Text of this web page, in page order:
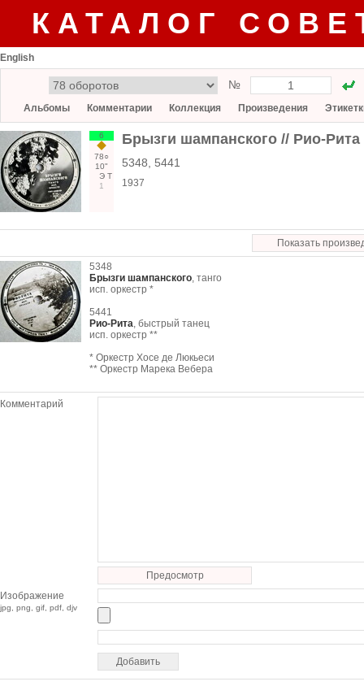
КАТАЛОГ
English
№
Альбомы Комментарии Коллекция Произведения
6
78○
10"
Э Т
1
Брызги шампанского // Рио-Рита
5348, 5441
1937
Показать
5348
Брызги шампанского, танго
исп. оркестр *
5441
Рио-Рита, быстрый танец
исп. оркестр **
* Оркестр Хосе де Люкьеси
** Оркестр Марека Вебера
Комментарий
Предосмотр
Изображение
jpg, png, gif, pdf, djv